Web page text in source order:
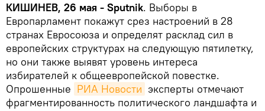
КИШИНЕВ, 26 мая - Sputnik. Выборы в
Европарламент покажут срез настроений в 28
странах Евросоюза и определят расклад сил в
европейских структурах на следующую пятилетку,
но они также выявят уровень интереса
избирателей к общеевропейской повестке.
Опрошенные РИА Новости эксперты отмечают
фрагментированность политического ландшафта и